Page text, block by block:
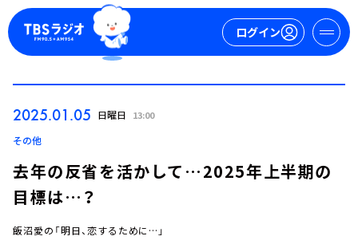
ログイン
2025.01.05 日曜日 13:00
その他
去年の反省を活かして…2025年上半期の
目標は…？
飯沼愛の「明日、恋するために…」